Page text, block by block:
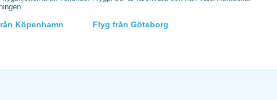
Köpenhamn Flyg från Göteborg